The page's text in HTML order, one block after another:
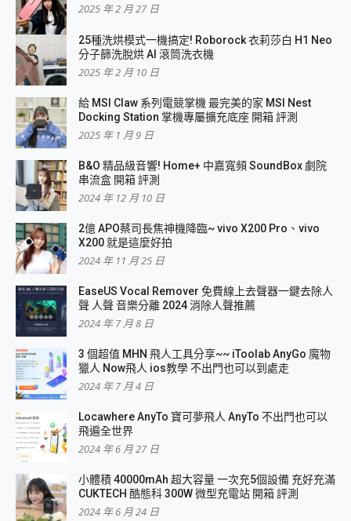
2025 年 2 月 27 日
25種洗烘模式一機搞定! Roborock 衣莉莎白 H1 Neo
分子篩洗脫烘 AI 滾筒洗衣機
2025 年 2 月 10 日
給 MSI Claw 系列電競掌機 最完美的家 MSI Nest
Docking Station 掌機專屬擴充底座 開箱 評測
2025 年 1 月 9 日
B&O 精品級音響! Home+ 中嘉寬頻 SoundBox 劇院
串流盒 開箱 評測
2024 年 12 月 10 日
2億 APO蔡司長焦神機降臨~ vivo X200 Pro、vivo
X200 就是這麼好拍
2024 年 11 月 25 日
EaseUS Vocal Remover 免費線上去聲器一鍵去除人
聲 人聲 音樂分離 2024 消除人聲推薦
2024 年 7 月 8 日
3 個超值 MHN 飛人工具分享~~ iToolab AnyGo 魔物
獵人 Now飛人 ios教學 不出門也可以到處走
2024 年 7 月 4 日
Locawhere AnyTo 寶可夢飛人 AnyTo 不出門也可以
飛遍全世界
2024 年 6 月 27 日
小體積 40000mAh 超大容量 一次充5個設備 充好充滿
CUKTECH 酷態科 300W 微型充電站 開箱 評測
2024 年 6 月 24 日